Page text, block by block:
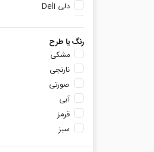
دلی Deli
کویلو Quilo
آرت لاین Artline
ماپد Maped
پیکاردو Picardo
رنگ یا طرح
مشکی
نارنجی
صورتی
آبی
قرمز
سبز
بنفش